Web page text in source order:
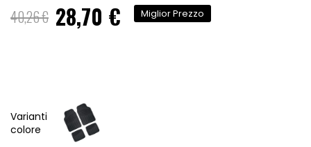
40,26 € Prezzo
speciale
28,70 € Miglior Prezzo
Varianti
colore